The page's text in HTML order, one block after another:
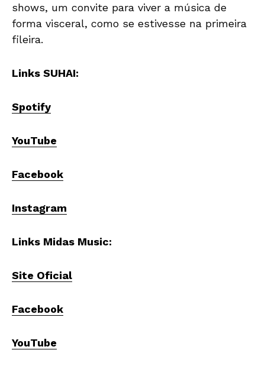
shows, um convite para viver a música de
forma visceral, como se estivesse na primeira
fileira.
Links SUHAI:
Spotify
YouTube
Facebook
Instagram
Links Midas Music:
Site Oficial
Facebook
YouTube